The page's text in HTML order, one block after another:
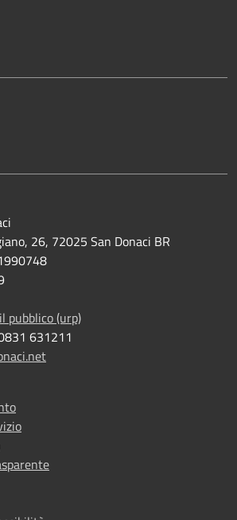
26, 72025 San Donaci BR
pubblico (urp)
631211